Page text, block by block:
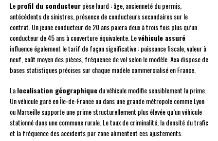
Leprofil du conducteurpèse lourd : âge, ancienneté du permis,
antécédents de sinistres, présence de conducteurs secondaires sur le
contrat. Un jeune conducteur de 20 ans paiera deux à trois fois plus qu’un
conducteur de 45 ans à couverture équivalente. Levéhicule assuré
influence également le tarif de façon significative : puissance fiscale, valeur à
neuf, coût moyen des pièces, fréquence de vol selon le modèle. Axa dispose de
bases statistiques précises sur chaque modèle commercialisé en France.
Lalocalisation géographiquedu véhicule modifie sensiblement la prime.
Un véhicule garé en Île-de-France ou dans une grande métropole comme Lyon
ou Marseille supporte une prime structurellement plus élevée qu’un véhicule
stationné dans une commune rurale. Le taux de criminalité, la densité du trafic
et la fréquence des accidents par zone alimentent ces ajustements.